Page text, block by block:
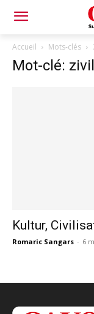
Accueil Mots-clés
Mot-clé:
Kultur,
Romaric Sangars - 6